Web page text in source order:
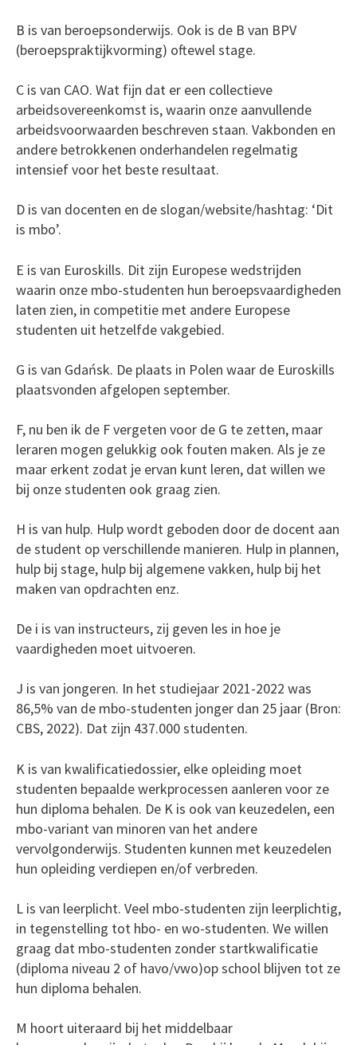
B is van beroepsonderwijs. Ook is de B van BPV
(beroepspraktijkvorming) oftewel stage.
C is van CAO. Wat fijn dat er een collectieve
arbeidsovereenkomst is, waarin onze aanvullende
arbeidsvoorwaarden beschreven staan. Vakbonden en
andere betrokkenen onderhandelen regelmatig
intensief voor het beste resultaat.
D is van docenten en de slogan/website/hashtag: ‘Dit
is mbo’.
E is van Euroskills. Dit zijn Europese wedstrijden
waarin onze mbo-studenten hun beroepsvaardigheden
laten zien, in competitie met andere Europese
studenten uit hetzelfde vakgebied.
G is van Gdańsk. De plaats in Polen waar de Euroskills
plaatsvonden afgelopen september.
F, nu ben ik de F vergeten voor de G te zetten, maar
leraren mogen gelukkig ook fouten maken. Als je ze
maar erkent zodat je ervan kunt leren, dat willen we
bij onze studenten ook graag zien.
H is van hulp. Hulp wordt geboden door de docent aan
de student op verschillende manieren. Hulp in plannen,
hulp bij stage, hulp bij algemene vakken, hulp bij het
maken van opdrachten enz.
De i is van instructeurs, zij geven les in hoe je
vaardigheden moet uitvoeren.
J is van jongeren. In het studiejaar 2021-2022 was
86,5% van de mbo-studenten jonger dan 25 jaar (Bron:
CBS, 2022). Dat zijn 437.000 studenten.
K is van kwalificatiedossier, elke opleiding moet
studenten bepaalde werkprocessen aanleren voor ze
hun diploma behalen. De K is ook van keuzedelen, een
mbo-variant van minoren van het andere
vervolgonderwijs. Studenten kunnen met keuzedelen
hun opleiding verdiepen en/of verbreden.
L is van leerplicht. Veel mbo-studenten zijn leerplichtig,
in tegenstelling tot hbo- en wo-studenten. We willen
graag dat mbo-studenten zonder startkwalificatie
(diploma niveau 2 of havo/vwo)op school blijven tot ze
hun diploma behalen.
M hoort uiteraard bij het middelbaar